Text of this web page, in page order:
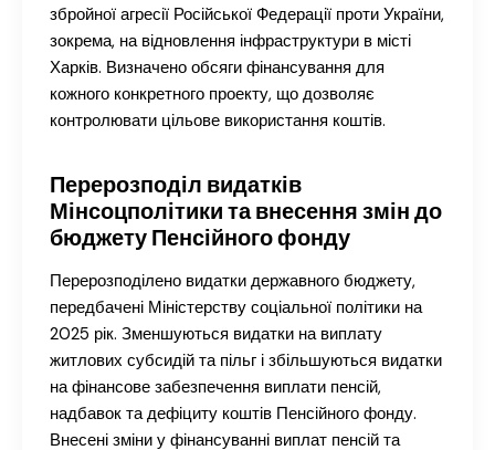
збройної агресії Російської Федерації проти України,
зокрема, на відновлення інфраструктури в місті
Харків. Визначено обсяги фінансування для
кожного конкретного проекту, що дозволяє
контролювати цільове використання коштів.
Перерозподіл видатків
Мінсоцполітики та внесення змін до
бюджету Пенсійного фонду
Перерозподілено видатки державного бюджету,
передбачені Міністерству соціальної політики на
2025 рік. Зменшуються видатки на виплату
житлових субсидій та пільг і збільшуються видатки
на фінансове забезпечення виплати пенсій,
надбавок та дефіциту коштів Пенсійного фонду.
Внесені зміни у фінансуванні виплат пенсій та